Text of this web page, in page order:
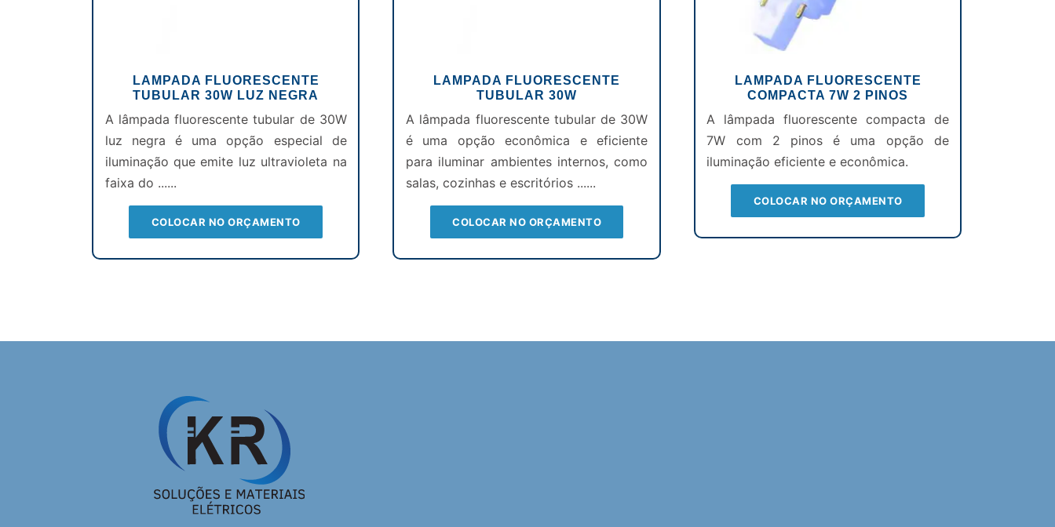
LAMPADA FLUORESCENTE
TUBULAR 30W LUZ NEGRA
A lâmpada fluorescente tubular de 30W
luz negra é uma opção especial de
iluminação que emite luz ultravioleta na
faixa do ......
COLOCAR NO ORÇAMENTO
LAMPADA FLUORESCENTE
TUBULAR 30W
A lâmpada fluorescente tubular de 30W
é uma opção econômica e eficiente
para iluminar ambientes internos, como
salas, cozinhas e escritórios ......
COLOCAR NO ORÇAMENTO
LAMPADA FLUORESCENTE
COMPACTA 7W 2 PINOS
A lâmpada fluorescente compacta de
7W com 2 pinos é uma opção de
iluminação eficiente e econômica.
COLOCAR NO ORÇAMENTO